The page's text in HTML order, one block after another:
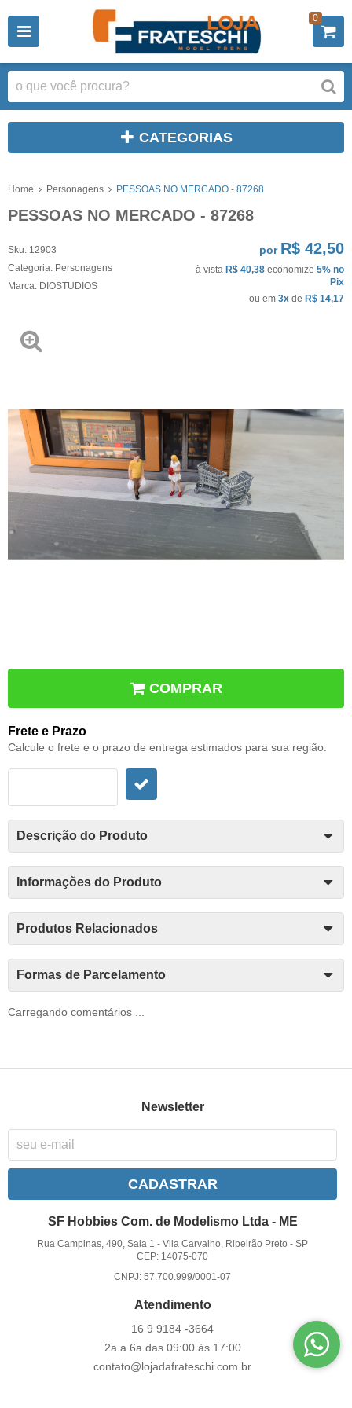
0
CATEGORIAS
Home Personagens PESSOAS NO MERCADO - 87268
PESSOAS NO MERCADO - 87268
Sku: 12903
Categoria: Personagens
Marca: DIOSTUDIOS
por R$ 42,50
à vista R$ 40,38 economize 5% no
Pix
ou em 3x de R$ 14,17
COMPRAR
Frete e Prazo
Calcule o frete e o prazo de entrega estimados para sua região:
Descrição do Produto
Informações do Produto
Produtos Relacionados
Formas de Parcelamento
Carregando comentários ...
Newsletter
CADASTRAR
SF Hobbies Com. de Modelismo Ltda - ME
Rua Campinas, 490, Sala 1 -Vila Carvalho, Ribeirão Preto -SP
CEP: 14075-070
CNPJ: 57.700.999/0001-07
Atendimento
16 9 9184 -3664
2a a 6a das 09:00 às 17:00
contato@lojadafrateschi.com.br